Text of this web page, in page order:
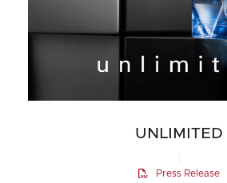
UNLIMITED
Press Release